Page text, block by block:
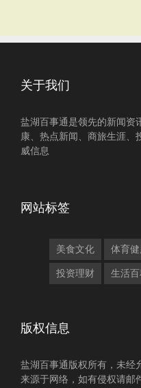
关于我们
盐湖百事通是领先的新闻资
康、热点新闻、商旅生涯、
威信息
网站标签
美食文化 体育
投资理财 生活
版权信息
盐湖百事通版权所有，未经
来源于网络，如有侵权请邮